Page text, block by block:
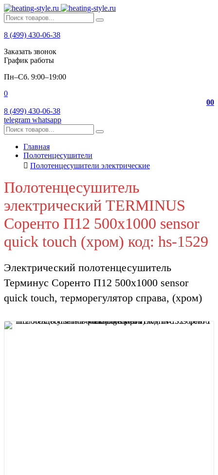
8 (499) 430-06-38
Заказать звонок
График работы
Пн–Сб. 9:00–19:00
0
00
8 (499) 430-06-38
telegram whatsapp
Главная
Полотенцесушители
Полотенцесушители электрические
Полотенцесушитель
электрический TERMINUS
Соренто П12 500х1000 sensor
quick touch (хром) код: hs-1529
Электрический полотенцесушитель
Терминус Соренто П12 500х1000 sensor
quick touch, терморегулятор справа, (хром)